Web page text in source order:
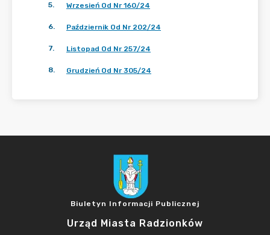
5. Wrzesień Od Nr 160/24
6. Październik Od Nr 202/24
7. Listopad Od Nr 257/24
8. Grudzień Od Nr 305/24
Biuletyn Informacji Publicznej
Urząd Miasta Radzionków